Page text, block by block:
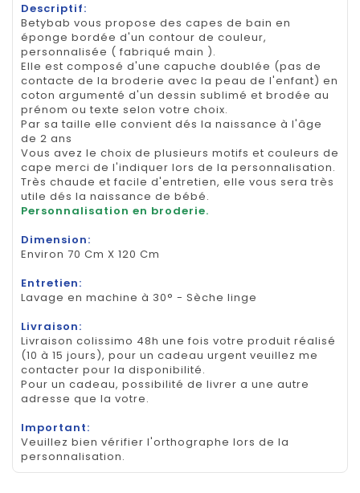
Descriptif:
Betybab vous propose des capes de bain en
éponge bordée d'un contour de couleur,
personnalisée ( fabriqué main ).
Elle est composé d'une capuche doublée (pas de
contacte de la broderie avec la peau de l'enfant) en
coton argumenté d'un dessin sublimé et brodée au
prénom ou texte selon votre choix.
Par sa taille elle convient dés la naissance à l'âge
de 2 ans
Vous avez le choix de plusieurs motifs et couleurs de
cape merci de l'indiquer lors de la personnalisation.
Très chaude et facile d'entretien, elle vous sera très
utile dés la naissance de bébé.
Personnalisation en broderie.
Dimension:
Environ 70 Cm X 120 Cm
Entretien:
Lavage en machine à 30° - Sèche linge
Livraison:
Livraison colissimo 48h une fois votre produit réalisé
(10 à 15 jours), pour un cadeau urgent veuillez me
contacter pour la disponibilité.
Pour un cadeau, possibilité de livrer a une autre
adresse que la votre.
Important:
Veuillez bien vérifier l'orthographe lors de la
personnalisation.